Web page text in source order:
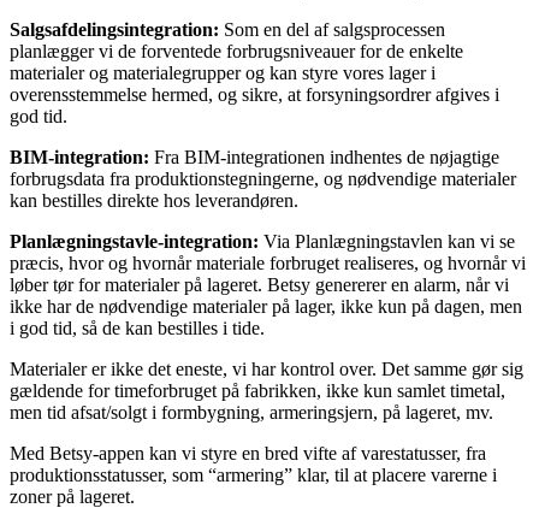
Salgsafdelingsintegration: Som en del af salgsprocessen
planlægger vi de forventede forbrugsniveauer for de enkelte
materialer og materialegrupper og kan styre vores lager i
overensstemmelse hermed, og sikre, at forsyningsordrer afgives i
god tid.
BIM-integration: Fra BIM-integrationen indhentes de nøjagtige
forbrugsdata fra produktionstegningerne, og nødvendige materialer
kan bestilles direkte hos leverandøren.
Planlægningstavle-integration: Via Planlægningstavlen kan vi se
præcis, hvor og hvornår materiale forbruget realiseres, og hvornår vi
løber tør for materialer på lageret. Betsy genererer en alarm, når vi
ikke har de nødvendige materialer på lager, ikke kun på dagen, men
i god tid, så de kan bestilles i tide.
Materialer er ikke det eneste, vi har kontrol over. Det samme gør sig
gældende for timeforbruget på fabrikken, ikke kun samlet timetal,
men tid afsat/solgt i formbygning, armeringsjern, på lageret, mv.
Med Betsy-appen kan vi styre en bred vifte af varestatusser, fra
produktionsstatusser, som “armering” klar, til at placere varerne i
zoner på lageret.